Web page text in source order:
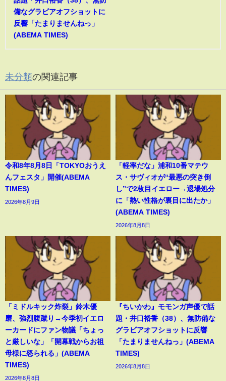
備なグラビアオフショットに
反響「たまりませんねっ」
(ABEMA TIMES)
未分類の関連記事
令和8年8月8日「TOKYOおうえ
んフェスタ」開催(ABEMA
TIMES)
2026年8月9日
「軽率だな」浦和10番マテウ
ス・サヴィオが“最悪の突き倒
し”で2枚目イエロー→退場処分
に「熱い性格が裏目に出たか」
(ABEMA TIMES)
2026年8月8日
「ミドルキック炸裂」鈴木優
磨、強烈腹蹴り→今季初イエロ
ーカードにファン物議「ちょっ
と厳しいな」「開幕戦からお祖
母様に怒られる」(ABEMA
TIMES)
2026年8月8日
『ちいかわ』モモンガ声優で話
題・井口裕香（38）、無防備な
グラビアオフショットに反響
「たまりませんねっ」(ABEMA
TIMES)
2026年8月8日